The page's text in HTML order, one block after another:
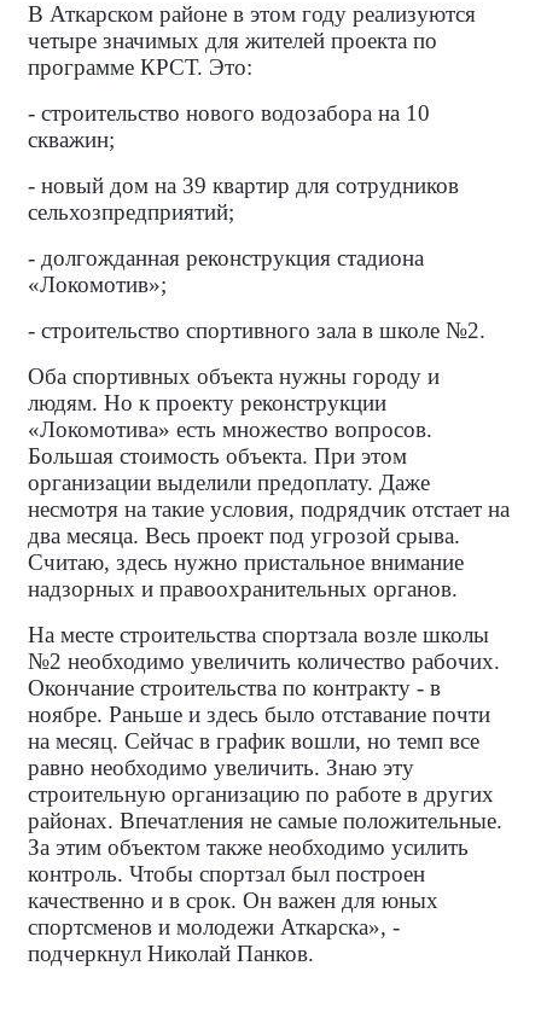
В Аткарском районе в этом году реализуются
четыре значимых для жителей проекта по
программе КРСТ. Это:
- строительство нового водозабора на 10
скважин;
- новый дом на 39 квартир для сотрудников
сельхозпредприятий;
- долгожданная реконструкция стадиона
«Локомотив»;
- строительство спортивного зала в школе №2.
Оба спортивных объекта нужны городу и
людям. Но к проекту реконструкции
«Локомотива» есть множество вопросов.
Большая стоимость объекта. При этом
организации выделили предоплату. Даже
несмотря на такие условия, подрядчик отстает на
два месяца. Весь проект под угрозой срыва.
Считаю, здесь нужно пристальное внимание
надзорных и правоохранительных органов.
На месте строительства спортзала возле школы
№2 необходимо увеличить количество рабочих.
Окончание строительства по контракту - в
ноябре. Раньше и здесь было отставание почти
на месяц. Сейчас в график вошли, но темп все
равно необходимо увеличить. Знаю эту
строительную организацию по работе в других
районах. Впечатления не самые положительные.
За этим объектом также необходимо усилить
контроль. Чтобы спортзал был построен
качественно и в срок. Он важен для юных
спортсменов и молодежи Аткарска», -
подчеркнул Николай Панков.